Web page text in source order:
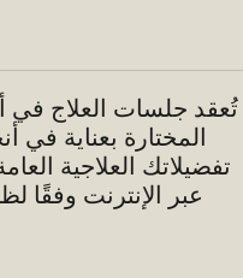
تُعقد جلسات العلاج في
المختارة بعناية
تفضيلاتك العلاجية
عبر الإنترنت وفقًا